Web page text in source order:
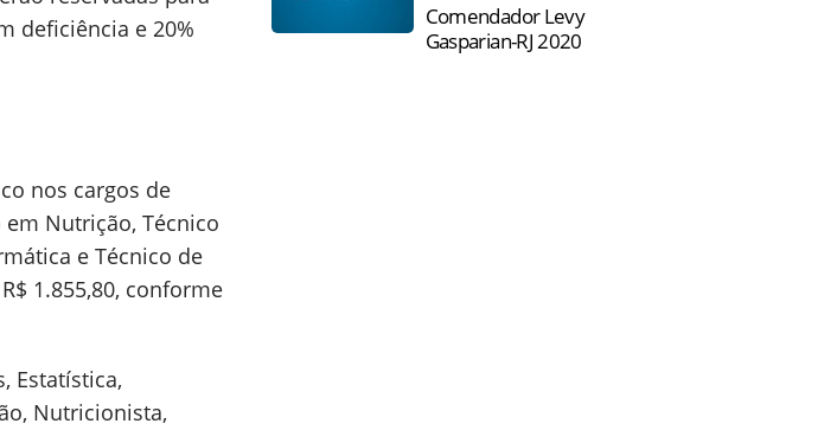
deficiência e 20%
nos cargos de
Nutrição, Técnico
e Técnico de
1.855,80, conforme
Estatística,
Nutricionista,
Comendador Levy
Gasparian-RJ 2020